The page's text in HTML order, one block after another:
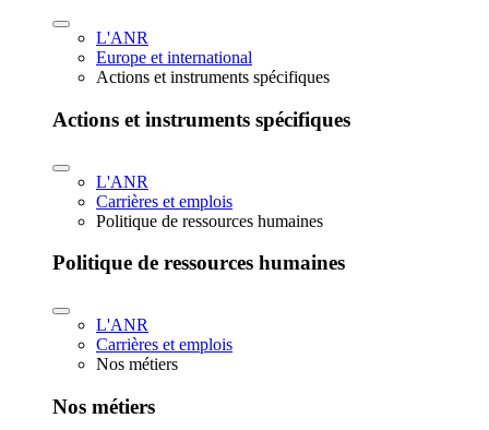
L'ANR
Europe et international
Actions et instruments spécifiques
Actions et instruments spécifiques
L'ANR
Carrières et emplois
Politique de ressources humaines
Politique de ressources humaines
L'ANR
Carrières et emplois
Nos métiers
Nos métiers